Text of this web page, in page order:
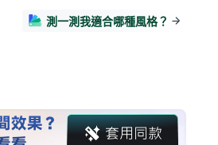
測一測我適合哪種風格？